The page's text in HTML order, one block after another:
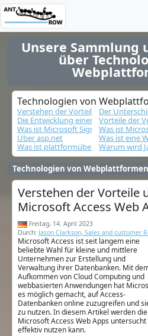
Unsere Sammlung
über
Technologien von
Verstehen der Vorteile und Grenzen
Der
Die Entwicklung einer Vorteile der
Was ist Microsoft SignalR und wie
Was ist
Über asp.net
Was ist eine
Was ist plattformübergreifende
Warum wird
Technologien von Webplattformen
Verstehen der Vorteile
Microsoft Access Web
Freitag, 14. April 2023
Durch: Jason Clarkson, Sales and customer
Microsoft Access ist seit langem eine
beliebte Wahl für kleine und mittlere
Unternehmen zur Erstellung und
Verwaltung ihrer Datenbanken. Mit
Aufkommen von Cloud Computing und
webbasierten Anwendungen hat
es möglich gemacht, auf Access-
Datenbanken online zuzugreifen und
zu nutzen. In diesem Artikel werden
Microsoft Access Web Apps
effektiv nutzen kann.